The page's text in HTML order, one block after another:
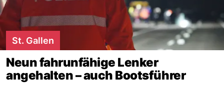
St. Gallen
Neun fahrunfähige Lenker
angehalten – auch Bootsführer